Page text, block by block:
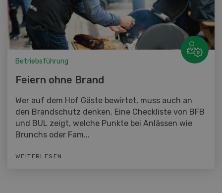
Betriebsführung
Feiern ohne Brand
Wer auf dem Hof Gäste bewirtet, muss auch an
den Brandschutz denken. Eine Checkliste von BFB
und BUL zeigt, welche Punkte bei Anlässen wie
Brunchs oder Fam...
WEITERLESEN